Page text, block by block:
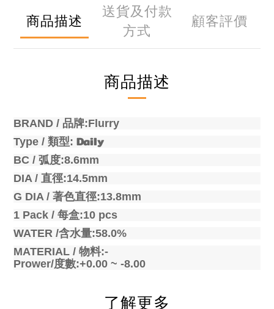
商品描述
送貨及付款
方式
顧客評價
商品描述
BRAND / 品牌:Flurry
Type / 類型: Daily
BC / 弧度:8.6mm
DIA / 直徑:14.5mm
G DIA / 著色直徑:13.8mm
1 Pack / 每盒:10 pcs
WATER /含水量:58.0%
MATERIAL / 物料:-
Prower/度數:+0.00 ~ -8.00
了解更多